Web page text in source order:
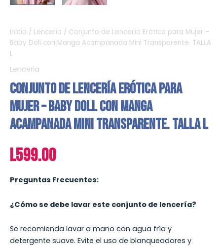
Inicio / Lenceria / Conjunto de Lencería Erótica para Mujer –
Baby Doll con Manga Acampanada Mini Transparente. TALLA
L
Lenceria
Conjunto de Lencería Erótica para
Mujer – Baby Doll con Manga
Acampanada Mini Transparente. TALLA L
L599.00
Preguntas Frecuentes:
¿Cómo se debe lavar este conjunto de lencería?
Se recomienda lavar a mano con agua fría y
detergente suave. Evite el uso de blanqueadores y